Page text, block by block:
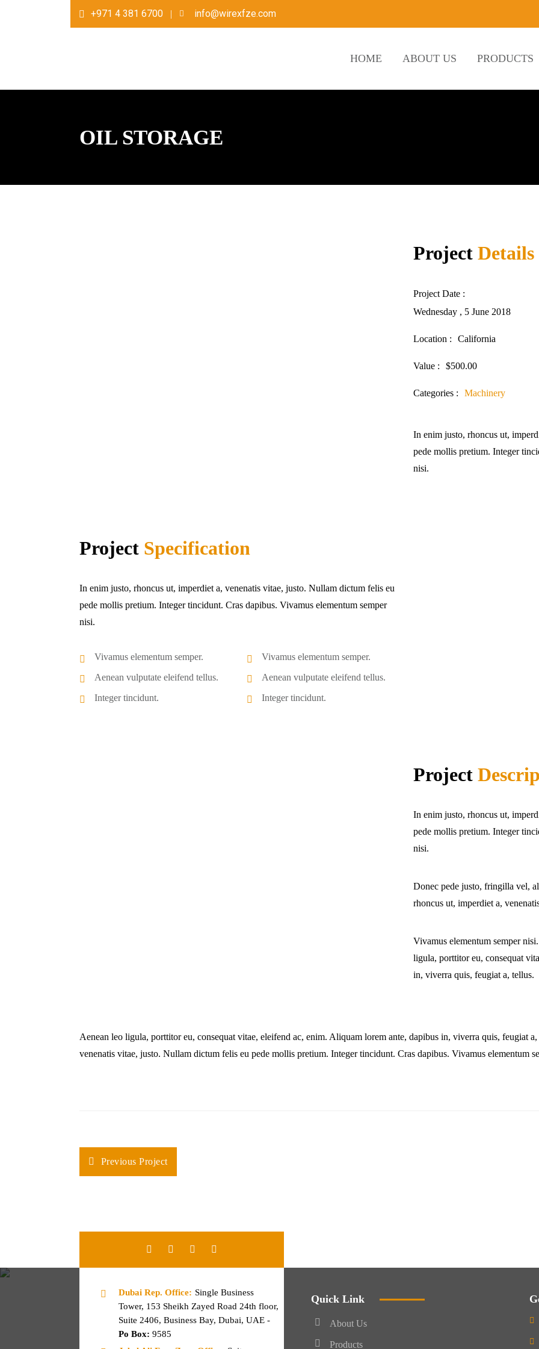
+971 4 381 6700 info@wirexfze.com
HOME ABOUT US PRODUCTS
OIL STORAGE
Project Details
Project Date :
Wednesday , 5 June 2018
Location : California
Value : $500.00
Categories : Machinery
In enim justo, rhoncus ut,
pede mollis pretium. Integer
nisi.
Project Specification
In enim justo, rhoncus ut, imperdiet a, venenatis vitae, justo. Nullam dictum felis eu
pede mollis pretium. Integer tincidunt. Cras dapibus. Vivamus elementum semper
nisi.
Vivamus elementum semper.
Aenean vulputate eleifend tellus.
Integer tincidunt.
Vivamus elementum semper.
Aenean vulputate eleifend tellus.
Integer tincidunt.
Project
In enim justo, rhoncus ut,
pede mollis pretium. Integer
nisi.
Donec pede justo, fringilla vel,
rhoncus ut, imperdiet a,
Vivamus elementum semper
ligula, porttitor eu, consequat
in, viverra quis, feugiat a, tellus.
Aenean leo ligula, porttitor eu, consequat vitae, eleifend ac, enim. Aliquam lorem ante, dapibus in, viverra quis, feugiat
venenatis vitae, justo. Nullam dictum felis eu pede mollis pretium. Integer tincidunt. Cras dapibus. Vivamus elementum
Previous Project
Dubai Rep. Office: Single Business
Tower, 153 Sheikh Zayed Road 24th floor,
Suite 2406, Business Bay, Dubai, UAE -
Po Box: 9585
Quick Link
About Us
Products